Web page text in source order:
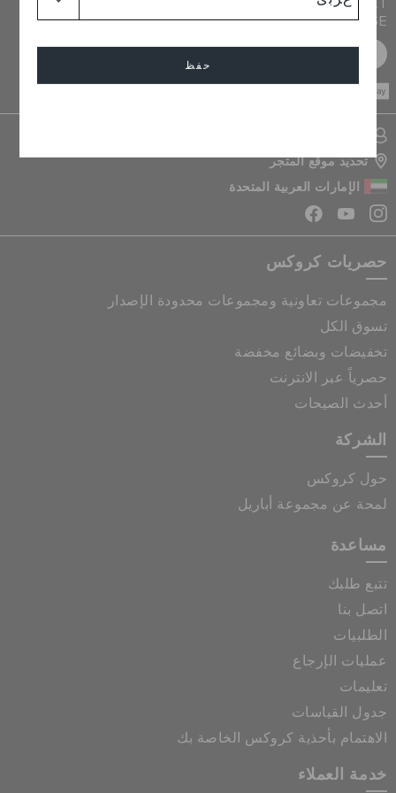
حفظ
JOIN CROCS CLUB & GET 15% OFF ON YOUR NEXT
PURCHASE
CASH ON
تحديد موقع المتجر
الإمارات العربية المتحدة
حصريات كروكس
مجموعات تعاونية ومجموعات محدودة الإصدار
تسوق الكل
تخفيضات وبضائع مخفضة
حصرياً عبر الانترنت
أحدث الصيحات
الشركة
حول كروكس
لمحة عن مجموعة أباريل
مساعدة
تتبع طلبك
اتصل بنا
الطلبيات
عمليات الإرجاع
تعليمات
جدول القياسات
الاهتمام بأحذية كروكس الخاصة بك
خدمة العملاء